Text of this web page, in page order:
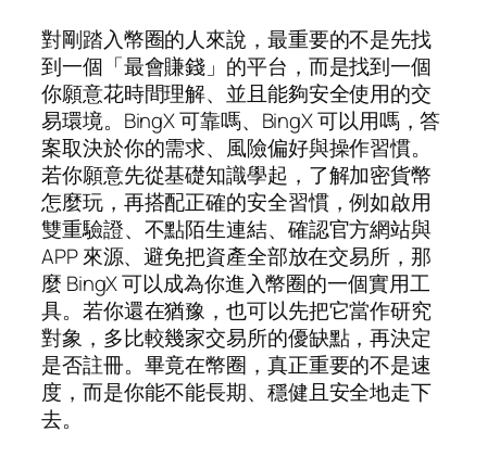
對剛踏入幣圈的人來說，最重要的不是先找
到一個「最會賺錢」的平台，而是找到一個
你願意花時間理解、並且能夠安全使用的交
易環境。BingX 可靠嗎、BingX 可以用嗎，答
案取決於你的需求、風險偏好與操作習慣。
若你願意先從基礎知識學起，了解加密貨幣
怎麼玩，再搭配正確的安全習慣，例如啟用
雙重驗證、不點陌生連結、確認官方網站與
APP 來源、避免把資產全部放在交易所，那
麼 BingX 可以成為你進入幣圈的一個實用工
具。若你還在猶豫，也可以先把它當作研究
對象，多比較幾家交易所的優缺點，再決定
是否註冊。畢竟在幣圈，真正重要的不是速
度，而是你能不能長期、穩健且安全地走下
去。